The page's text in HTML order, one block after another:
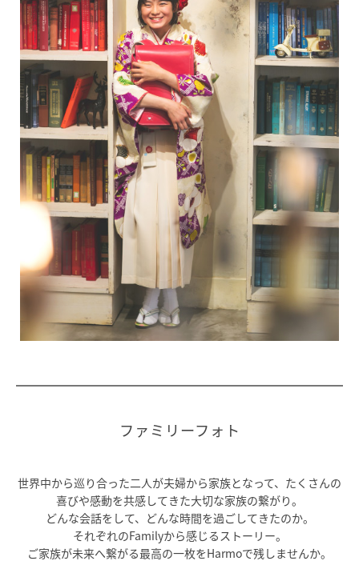
ファミリーフォト
世界中から巡り合った二人が夫婦から家族となって、たくさんの
喜びや感動を共感してきた大切な家族の繋がり。
どんな会話をして、どんな時間を過ごしてきたのか。
それぞれのFamilyから感じるストーリー。
ご家族が未来へ繋がる最高の一枚をHarmoで残しませんか。